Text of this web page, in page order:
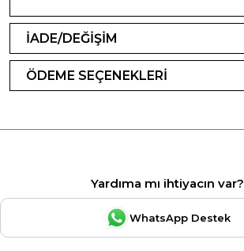
İADE/DEĞİŞİM
ÖDEME SEÇENEKLERİ
Yardıma mı ihtiyacın var?
WhatsApp Destek